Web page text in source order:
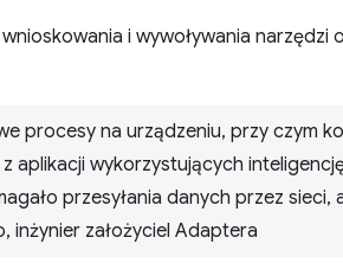
i wywoływania narzędzi
procesy na urządzeniu, przy czym
aplikacji wykorzystujących
przesyłania danych przez sieci,
inżynier założyciel Adaptera